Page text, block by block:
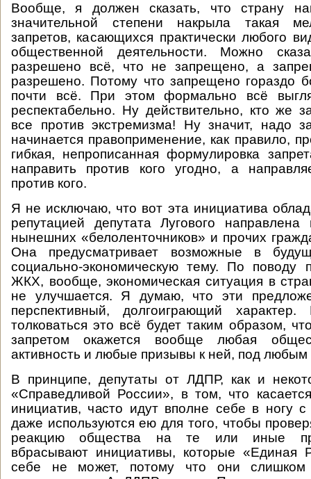
Вообще, я должен сказать, что страну
значительной степени накрыла такая
запретов, касающихся практически любого
общественной деятельности. Можно
разрешено всё, что не запрещено, а
разрешено. Потому что запрещено гораздо
почти всё. При этом формально всё
респектабельно. Ну действительно, кто же
все против экстремизма! Ну значит, надо
начинается правоприменение, как правило,
гибкая, непрописанная формулировка
направить против кого угодно, а
против кого.
Я не исключаю, что вот эта инициатива
репутацией депутата Лугового
нынешних «белоленточников» и прочих
Она предусматривает возможные в
социально-экономическую тему. По поводу
ЖКХ, вообще, экономическая ситуация в
не улучшается. Я думаю, что эти
перспективный, долгоиграющий характер.
толковаться это всё будет таким образом,
запретом окажется вообще любая
активность и любые призывы к ней, под любым
В принципе, депутаты от ЛДПР, как и
«Справедливой России», в том, что
инициатив, часто идут вполне себе в ногу
даже используются ею для того, чтобы
реакцию общества на те или иные
вбрасывают инициативы, которые «Единая
себе не может, потому что они слишком